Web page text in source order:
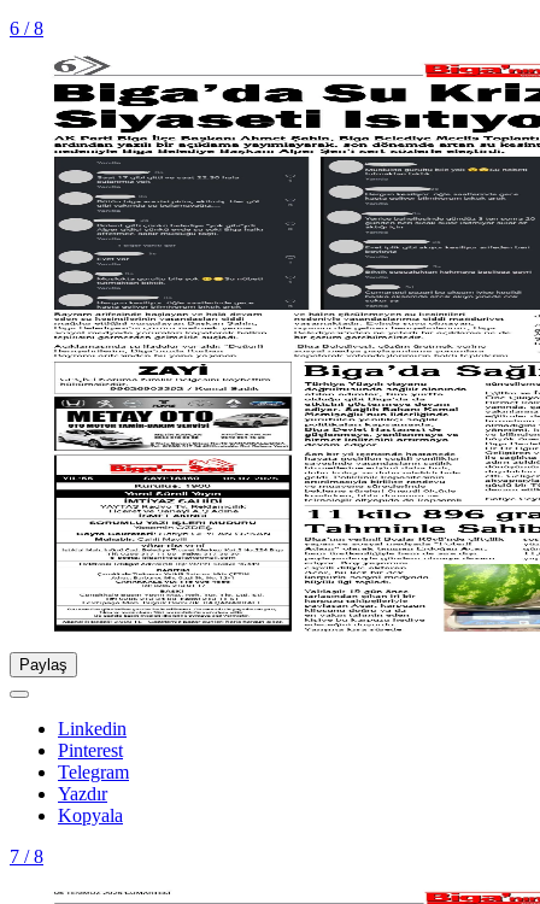
6 / 8
Paylaş
Linkedin
Pinterest
Telegram
Yazdır
Kopyala
7 / 8